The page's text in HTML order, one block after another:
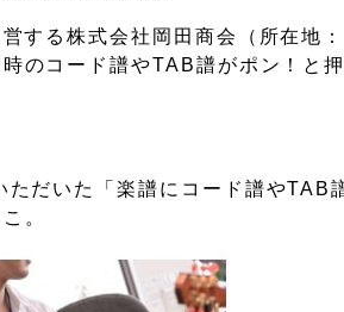
する株式会社岡田商会（所在地
のコード譜やTAB譜がポン！と
だいた「楽譜にコード譜やTAB
。